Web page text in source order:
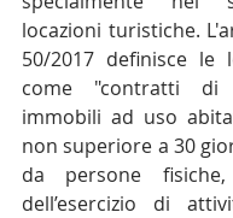
locazioni turistiche.
50/2017 definisce le
come "contratti di
immobili ad uso
non superiore a 30
da persone